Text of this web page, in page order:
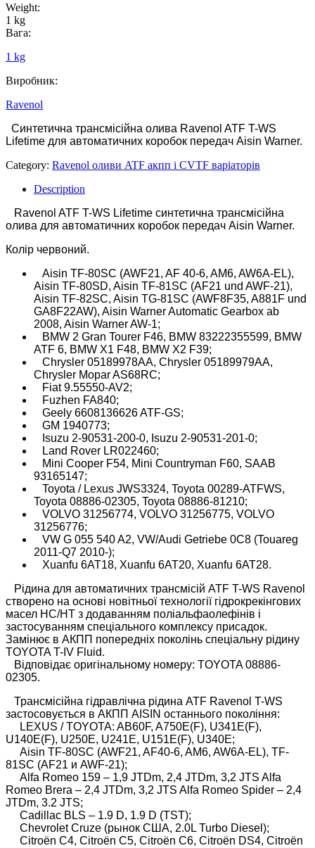
Weight:
1 kg
Вага:
1 kg
Виробник:
Ravenol
Синтетична трансмісійна олива Ravenol ATF T-WS
Lifetime для автоматичних коробок передач Aisin Warner.
Category: Ravenol оливи ATF акпп і CVTF варіаторів
Description
Ravenol ATF T-WS Lifetime синтетична трансмісійна
олива для автоматичних коробок передач Aisin Warner.
Колір червоний.
Aisin TF-80SC (AWF21, AF 40-6, AM6, AW6A-EL),
Aisin TF-80SD, Aisin TF-81SC (AF21 und AWF-21),
Aisin TF-82SC, Aisin TG-81SC (AWF8F35, A881F und
GA8F22AW), Aisin Warner Automatic Gearbox ab
2008, Aisin Warner AW-1;
BMW 2 Gran Tourer F46, BMW 83222355599, BMW
ATF 6, BMW X1 F48, BMW X2 F39;
Chrysler 05189978AA, Chrysler 05189979AA,
Chrysler Mopar AS68RC;
Fiat 9.55550-AV2;
Fuzhen FA840;
Geely 6608136626 ATF-GS;
GM 1940773;
Isuzu 2-90531-200-0, Isuzu 2-90531-201-0;
Land Rover LR022460;
Mini Cooper F54, Mini Countryman F60, SAAB
93165147;
Toyota / Lexus JWS3324, Toyota 00289-ATFWS,
Toyota 08886-02305, Toyota 08886-81210;
VOLVO 31256774, VOLVO 31256775, VOLVO
31256776;
VW G 055 540 A2, VW/Audi Getriebe 0C8 (Touareg
2011-Q7 2010-);
Xuanfu 6AT18, Xuanfu 6AT20, Xuanfu 6AT28.
Рідина для автоматичних трансмісій ATF T-WS Ravenol
створено на основі новітньої технології гідрокрекінгових
масел HC/HT з додаванням поліальфаолефінів і
застосуванням спеціального комплексу присадок.
Замінює в АКПП попередніх поколінь спеціальну рідину
TOYOTA T-IV Fluid.
Відповідає оригінальному номеру: TOYOTA 08886-
02305.
Трансмісійна гідравлічна рідина ATF Ravenol T-WS
застосовується в АКПП AISIN останнього покоління:
LEXUS / TOYOTA: AB60F, A750E(F), U341E(F),
U140E(F), U250E, U241E, U151E(F), U340E;
Aisin TF-80SC (AWF21, AF40-6, AM6, AW6A-EL), TF-
81SC (AF21 и AWF-21);
Alfa Romeo 159 – 1,9 JTDm, 2,4 JTDm, 3,2 JTS Alfa
Romeo Brera – 2,4 JTDm, 3,2 JTS Alfa Romeo Spider – 2,4
JTDm, 3.2 JTS;
Cadillac BLS – 1.9 D, 1.9 D (TST);
Chevrolet Cruze (рынок США, 2.0L Turbo Diesel);
Citroën C4, Citroën C5, Citroën C6, Citroën DS4, Citroën